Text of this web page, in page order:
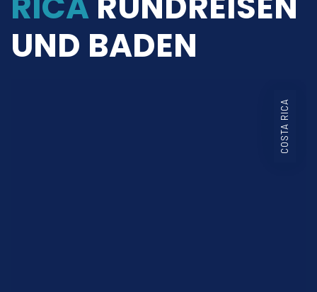
UND BADEN
COSTA RICA